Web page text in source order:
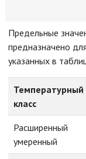
Предельные
предназначено
указанных в
Температурный
класс
Расширенный
умеренный